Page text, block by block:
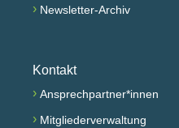
› Newsletter-Archiv
Kontakt
› Ansprechpartner*innen
› Mitgliederverwaltung